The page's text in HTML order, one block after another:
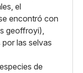
el
encontró con
geoffroyi),
las selvas
de